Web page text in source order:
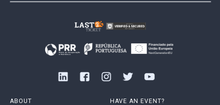
ABOUT HAVE AN EVENT?